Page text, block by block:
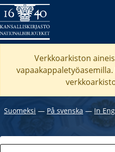
Verkkoarkiston
vapaakappaletyöasemilla.
Suomeksi ― På svenska ― In